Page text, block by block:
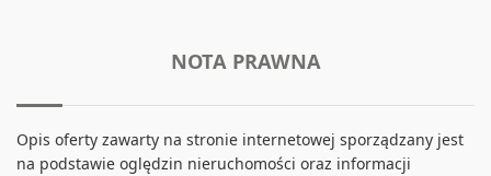
NOTA PRAWNA
Opis oferty zawarty na stronie internetowej sporządzany jest
na podstawie oględzin nieruchomości oraz informacji